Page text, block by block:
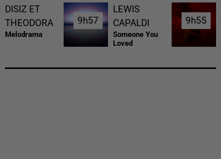
DISIZ ET
THEODORA
Melodrama
9h57
9h57
LEWIS
CAPALDI
Someone You
Loved
9h55
9h55